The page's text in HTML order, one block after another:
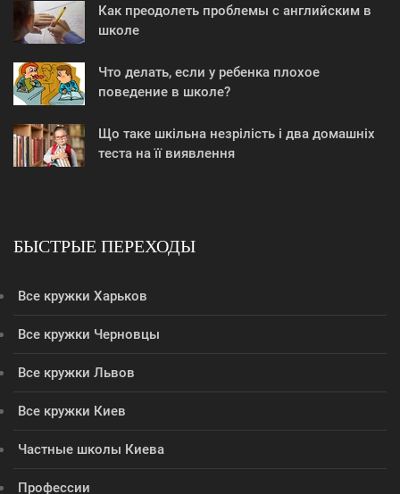
Как преодолеть проблемы с английским в
школе
Что делать, если у ребенка плохое
поведение в школе?
Що таке шкільна незрілість і два домашніх
теста на її виявлення
БЫСТРЫЕ ПЕРЕХОДЫ
Все кружки Харьков
Все кружки Черновцы
Все кружки Львов
Все кружки Киев
Частные школы Киева
Профессии